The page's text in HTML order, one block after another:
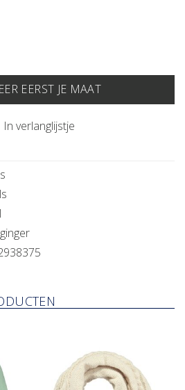
WINKELMAND
EERST JE MAAT
In verlanglijstje